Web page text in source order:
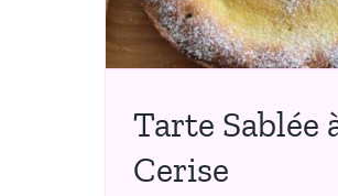
Tarte Sablée
Cerise